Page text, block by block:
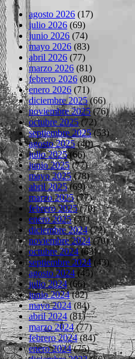
agosto 2026 (17)
julio 2026 (69)
junio 2026 (74)
mayo 2026 (83)
abril 2026 (77)
marzo 2026 (81)
febrero 2026 (80)
enero 2026 (71)
diciembre 2025(66)
noviembre 2025(76)
octubre 2025(72)
septiembre 2025(53)
agosto 2025(40)
julio 2025(66)
junio 2025(77)
mayo 2025(78)
abril 2025(69)
marzo 2025(77)
febrero 2025(70)
enero 2025(71)
diciembre 2024(72)
noviembre 2024(70)
octubre 2024(63)
septiembre 2024(43)
agosto 2024(45)
julio 2024(66)
junio 2024(82)
mayo 2024(84)
abril 2024(81)
marzo 2024(77)
febrero 2024(84)
enero 2024(75)